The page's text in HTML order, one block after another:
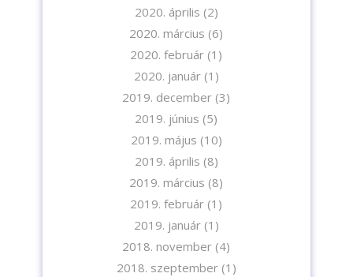
2020. április (2)
2020. március (6)
2020. február (1)
2020. január(1)
2019. december (3)
2019. június (5)
2019. május (10)
2019. április (8)
2019. március (8)
2019. február (1)
2019. január(1)
2018. november (4)
2018. szeptember(1)